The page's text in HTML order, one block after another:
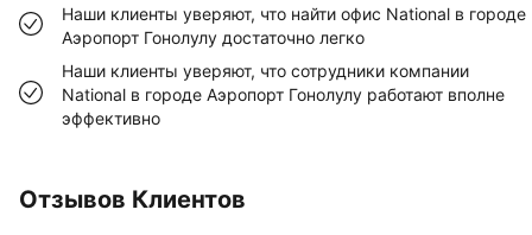
Наши клиенты уверяют, что найти офис National в городе
Аэропорт Гонолулу достаточно легко
Наши клиенты уверяют, что сотрудники компании
National в городе Аэропорт Гонолулу работают вполне
эффективно
Отзывов Клиентов